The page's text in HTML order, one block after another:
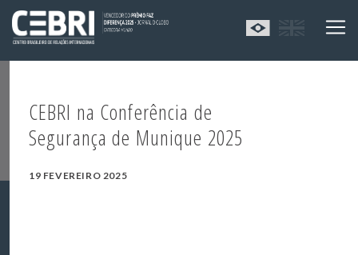
CEBRI na Conferência de
Segurança de Munique 2025
19 FEVEREIRO 2025